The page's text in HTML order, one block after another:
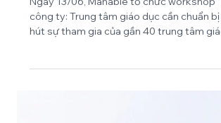
các cơ sở giáo
ứng với thay đổi
năm 2026